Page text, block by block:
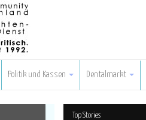
Politik und Kassen Dentalmarkt
Top Stories